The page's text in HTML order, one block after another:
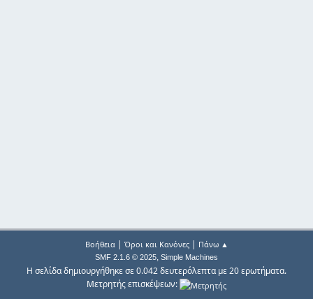
Βοήθεια| Όροι και Κανόνες| Πάνω ▲
SMF 2.1.6 © 2025, Simple Machines
Η σελίδα δημιουργήθηκε σε 0.042 δευτερόλεπτα με 20 ερωτήματα.
Μετρητής επισκέψεων: